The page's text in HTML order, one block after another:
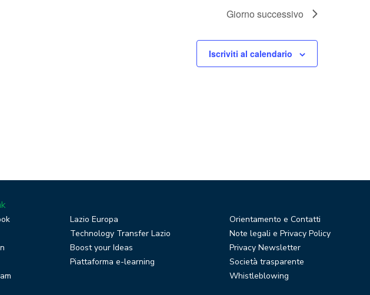
Giorno successivo
Iscriviti al calendario
Lazio Europa
Technology Transfer Lazio
Boost your Ideas
Piattaforma e-learning
Orientamento e Contatti
Note legali e Privacy Policy
Privacy Newsletter
Società trasparente
Whistleblowing